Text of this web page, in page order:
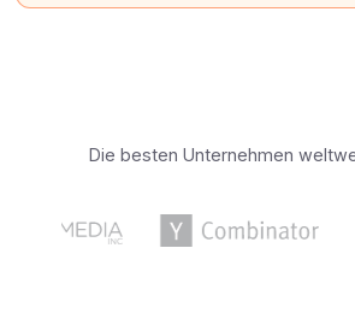
Die besten Unternehmen